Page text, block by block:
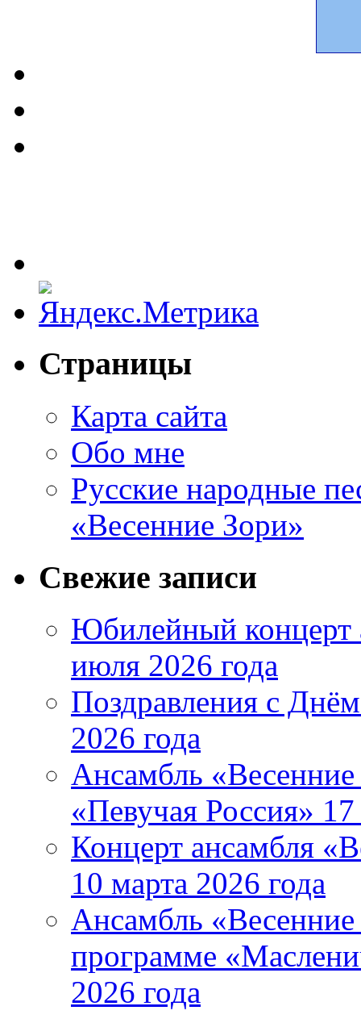
Страницы
Карта сайта
Обо мне
Русские народные
«Весенние Зори»
Свежие записи
Юбилейный концерт
июля 2026 года
Поздравления с
2026 года
Ансамбль «Весенние
«Певучая Россия»
Концерт ансамбля
10 марта 2026 года
Ансамбль «Весенние
программе
2026 года